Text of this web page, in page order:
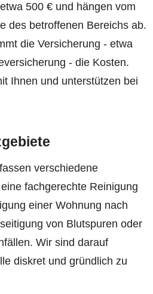
500 € und hängen vom
des betroffenen Bereichs ab.
die Versicherung - etwa
- die Kosten.
Ihnen und unterstützen bei
verschiedene
fachgerechte Reinigung
einer Wohnung nach
von Blutspuren oder
Wir sind darauf
diskret und gründlich zu